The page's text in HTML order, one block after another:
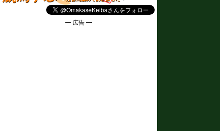
━ 広告 ━